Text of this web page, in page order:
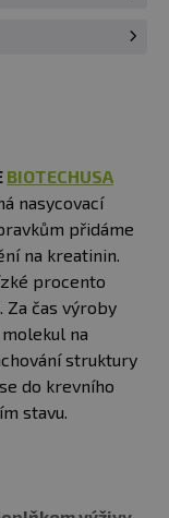
BIOTECHUSA
nasycovací
přidáme
na kreatinin.
procento
Za čas výroby
na
struktury
do krevního
stavu.